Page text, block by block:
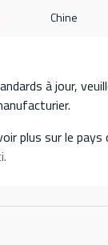
Chine
à jour,
plus sur le pays